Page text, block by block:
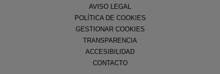
AVISO LEGAL
POLÍTICA DE COOKIES
GESTIONAR COOKIES
TRANSPARENCIA
ACCESIBILIDAD
CONTACTO